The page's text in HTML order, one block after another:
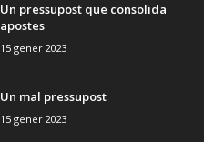
Un pressupost que consolida
apostes
15 gener 2023
Un mal pressupost
15 gener 2023